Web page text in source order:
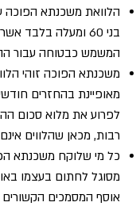
הלוואת משכנתא
בני 60 ומעלה בלבד
המשמש כבטוחה עבור
משכנתא הפוכה זוהי
מאופיינת בהחזרים
לפרוע את מלוא סכום
רבות, מכאן שהלווים
כל מי שלוקח משכנתא
מסוגל לחתום בעצמו
אוסף המסמכים